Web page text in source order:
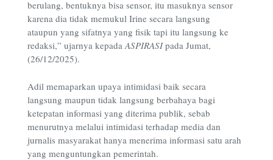
berulang, bentuknya bisa sensor, itu masuknya sensor
karena dia tidak memukul Irine secara langsung
ataupun yang sifatnya yang fisik tapi itu langsung ke
redaksi,” ujarnya kepadaASPIRASIpada Jumat,
(26/12/2025).
Adil memaparkan upaya intimidasi baik secara
langsung maupun tidak langsung berbahaya bagi
ketepatan informasi yang diterima publik, sebab
menurutnya melalui intimidasi terhadap media dan
jurnalis masyarakat hanya menerima informasi satu arah
yang menguntungkan pemerintah.